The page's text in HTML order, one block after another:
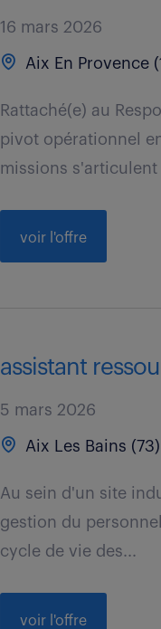
16 mars 2026
Aix En Provence
Rattaché(e) au
pivot opérationnel
missions s'articulent
voir l'offre
assistant
5 mars 2026
Aix Les Bains (73)
Au sein d'un site
gestion du
cycle de vie des...
voir l'offre